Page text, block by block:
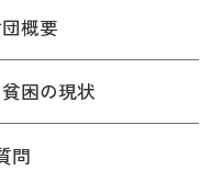
概要
困の現状
問